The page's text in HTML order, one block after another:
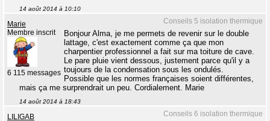
14 août 2014 à 10:10
Conseils 5 isolation thermique
Marie
Membre inscrit
6 115 messages
Bonjour Alma, je me permets de revenir sur le double
lattage, c'est exactement comme ça que mon
charpentier professionnel a fait sur ma toiture de cave.
Le pare pluie vient dessous, justement parce qu'il y a
toujours de la condensation sous les ondulés.
Possible que les normes françaises soient différentes,
mais ça me surprendrait un peu. Cordialement. Marie
14 août 2014 à 18:43
Conseils 6 isolation thermique
LILIGAB